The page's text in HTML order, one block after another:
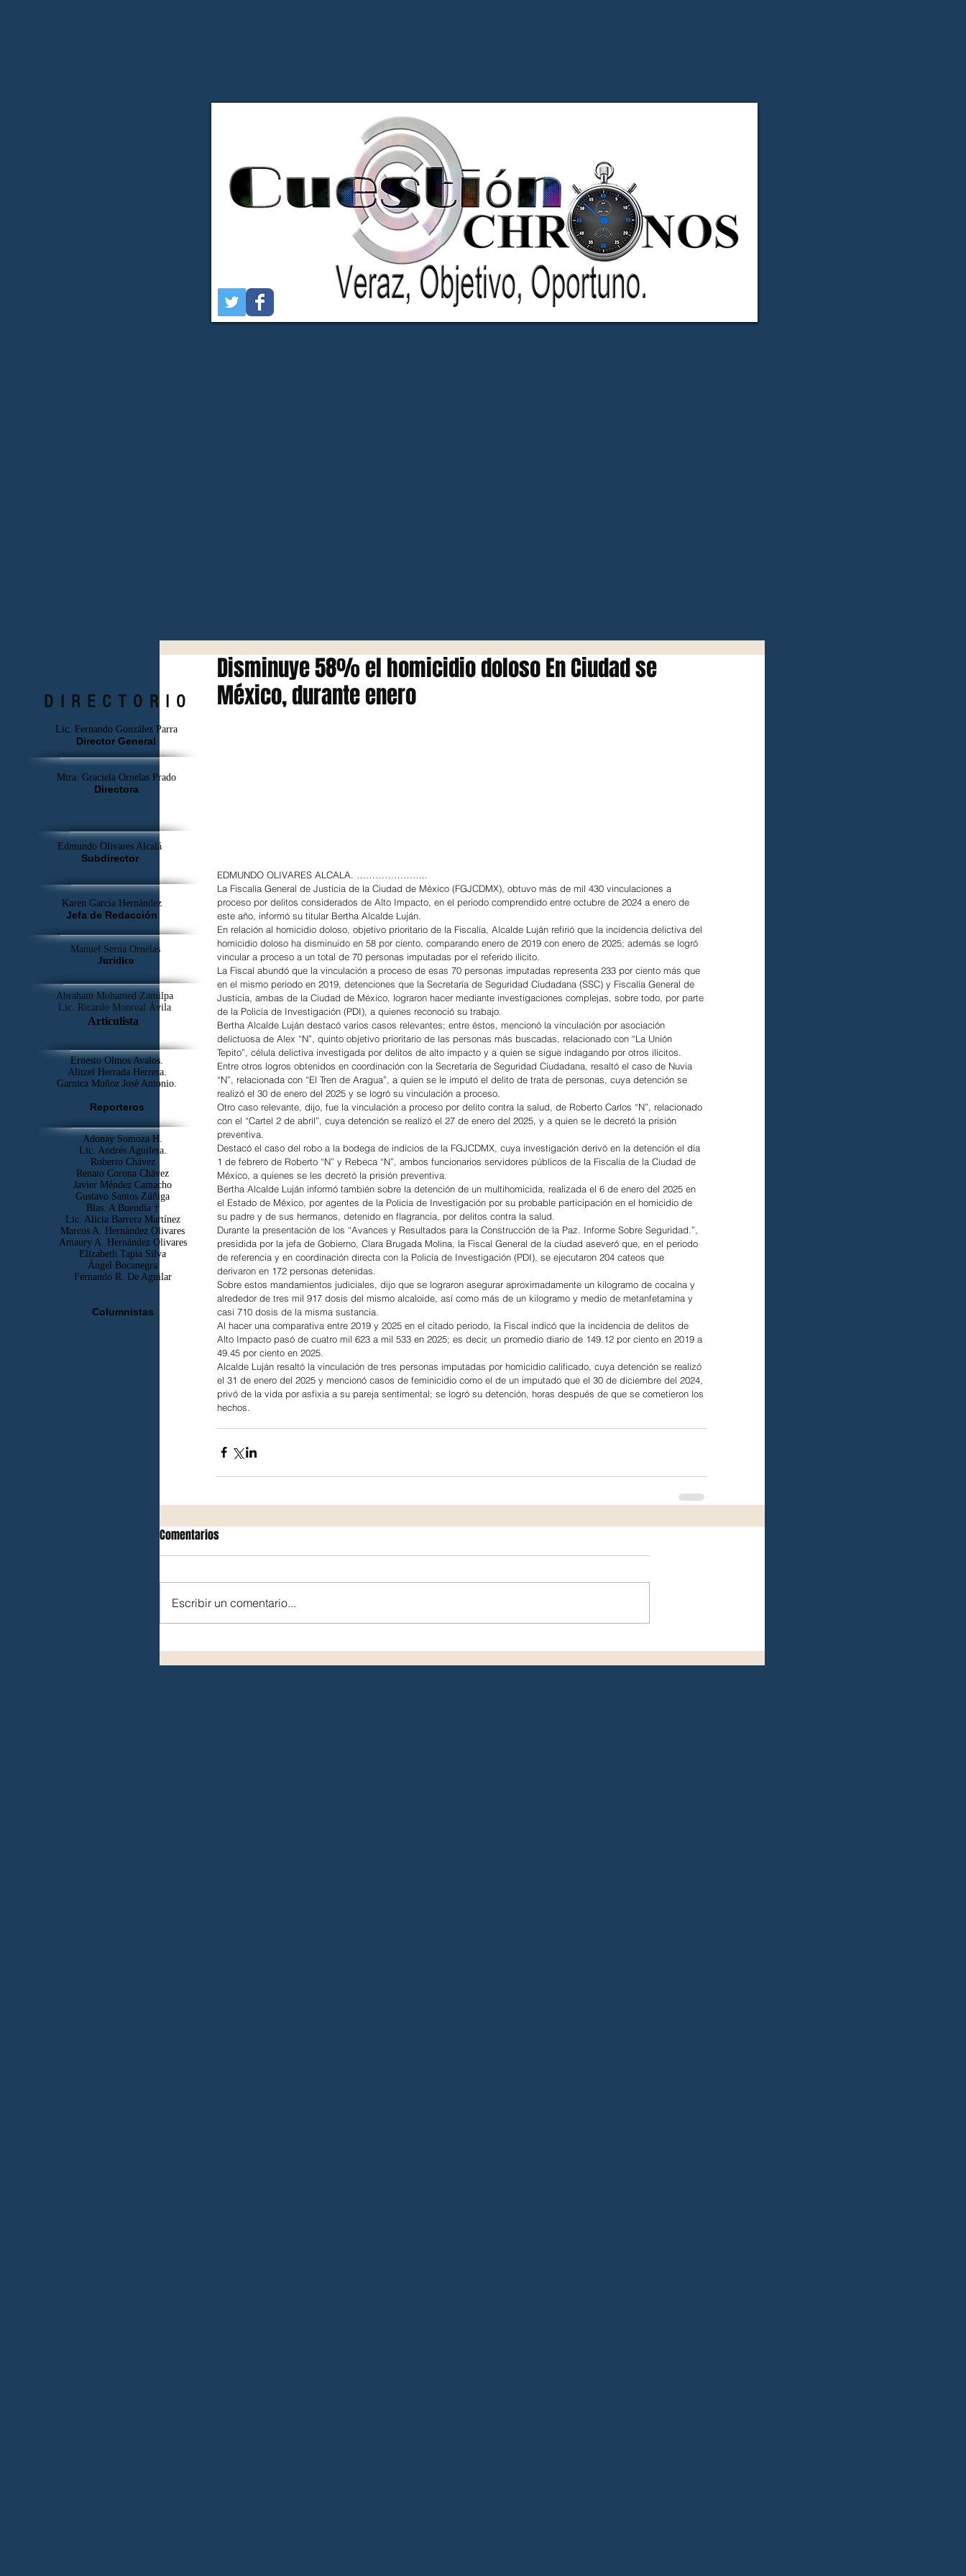
Disminuye 58% el homicidio doloso En Ciudad se
México, durante enero
EDMUNDO OLIVARES ALCALA. …………………..
La Fiscalía General de Justicia de la Ciudad de México (FGJCDMX), obtuvo más de mil 430 vinculaciones a
proceso por delitos considerados de Alto Impacto, en el periodo comprendido entre octubre de 2024 a enero de
este año, informó su titular Bertha Alcalde Luján.
En relación al homicidio doloso, objetivo prioritario de la Fiscalía, Alcalde Luján refirió que la incidencia delictiva del
homicidio doloso ha disminuido en 58 por ciento, comparando enero de 2019 con enero de 2025; además se logró
vincular a proceso a un total de 70 personas imputadas por el referido ilícito.
La Fiscal abundó que la vinculación a proceso de esas 70 personas imputadas representa 233 por ciento más que
en el mismo periodo en 2019, detenciones que la Secretaría de Seguridad Ciudadana (SSC) y Fiscalía General de
Justicia, ambas de la Ciudad de México, lograron hacer mediante investigaciones complejas, sobre todo, por parte
de la Policía de Investigación (PDI), a quienes reconoció su trabajo.
Bertha Alcalde Luján destacó varios casos relevantes; entre éstos, mencionó la vinculación por asociación
delictuosa de Alex “N”, quinto objetivo prioritario de las personas más buscadas, relacionado con “La Unión
Tepito”, célula delictiva investigada por delitos de alto impacto y a quien se sigue indagando por otros ilícitos.
Entre otros logros obtenidos en coordinación con la Secretaría de Seguridad Ciudadana, resaltó el caso de Nuvia
“N”, relacionada con “El Tren de Aragua”, a quien se le imputó el delito de trata de personas, cuya detención se
realizó el 30 de enero del 2025 y se logró su vinculación a proceso.
Otro caso relevante, dijo, fue la vinculación a proceso por delito contra la salud, de Roberto Carlos “N”, relacionado
con el “Cartel 2 de abril”, cuya detención se realizó el 27 de enero del 2025, y a quien se le decretó la prisión
preventiva.
Destacó el caso del robo a la bodega de indicios de la FGJCDMX, cuya investigación derivó en la detención el día
1 de febrero de Roberto “N” y Rebeca “N”, ambos funcionarios servidores públicos de la Fiscalía de la Ciudad de
México, a quienes se les decretó la prisión preventiva.
Bertha Alcalde Luján informó también sobre la detención de un multihomicida, realizada el 6 de enero del 2025 en
el Estado de México, por agentes de la Policía de Investigación por su probable participación en el homicidio de
su padre y de sus hermanos, detenido en flagrancia, por delitos contra la salud.
Durante la presentación de los “Avances y Resultados para la Construcción de la Paz. Informe Sobre Seguridad.”,
presidida por la jefa de Gobierno, Clara Brugada Molina, la Fiscal General de la ciudad aseveró que, en el periodo
de referencia y en coordinación directa con la Policía de Investigación (PDI), se ejecutaron 204 cateos que
derivaron en 172 personas detenidas.
Sobre estos mandamientos judiciales, dijo que se lograron asegurar aproximadamente un kilogramo de cocaína y
alrededor de tres mil 917 dosis del mismo alcaloide, así como más de un kilogramo y medio de metanfetamina y
casi 710 dosis de la misma sustancia.
Al hacer una comparativa entre 2019 y 2025 en el citado periodo, la Fiscal indicó que la incidencia de delitos de
Alto Impacto pasó de cuatro mil 623 a mil 533 en 2025; es decir, un promedio diario de 149.12 por ciento en 2019 a
49.45 por ciento en 2025.
Alcalde Luján resaltó la vinculación de tres personas imputadas por homicidio calificado, cuya detención se realizó
el 31 de enero del 2025 y mencionó casos de feminicidio como el de un imputado que el 30 de diciembre del 2024,
privó de la vida por asfixia a su pareja sentimental; se logró su detención, horas después de que se cometieron los
hechos.
Comentarios
Escribir un comentario...
DIRECTORIO
Lic. Fernando González Parra
Director General
Mtra. Graciela Ornelas Prado
Directora
Edmundo Olivares Alcalá
Subdirector
Karen García Hernández
Jefa de Redacción
Manuel Serna Ornelas
Jurídico
Abraham Mohamed Zamilpa
Lic. Ricardo Monreal Ávila
Articulista
Ernesto Olmos Avalos.
Alitzel Herrada Herrera.
Garnica Muñoz José Antonio.
Reporteros
Adonay Somoza H.
Lic. Andrés Aguilera.
Roberto Chávez
Renato Corona Chávez
Javier Méndez Camacho
Gustavo Santos Zúñiga
Blas. A Buendía †
​Lic. Alicia Barrera Martínez
Marcos A. Hernández Olivares
Amaury A. Hernández Olivares
Elizabeth Tapia Silva
Ángel Bocanegra
Fernando R. De Aguilar
Columnistas